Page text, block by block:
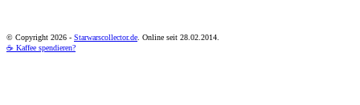
© Copyright 2026 - Starwarscollector.de . Online seit 28.02.2014.
☕ Kaffee spendieren?